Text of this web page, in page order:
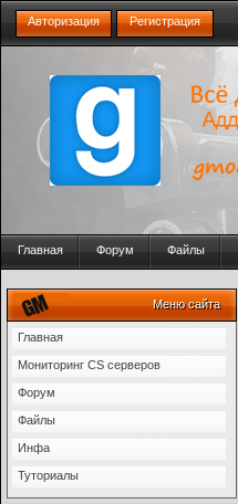
Авторизация Регистрация
Главная Форум Файлы
Меню сайта
Главная
Мониторинг CS серверов
Форум
Файлы
Инфа
Туториалы